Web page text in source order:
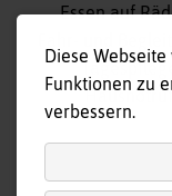
Essen auf
Hausnotruf
Diese
Funktionen zu
verbessern.